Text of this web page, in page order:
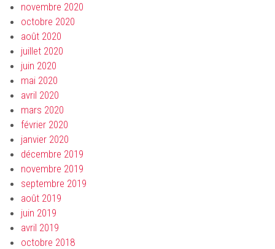
novembre 2020
octobre 2020
août 2020
juillet 2020
juin 2020
mai 2020
avril 2020
mars 2020
février 2020
janvier 2020
décembre 2019
novembre 2019
septembre 2019
août 2019
juin 2019
avril 2019
octobre 2018